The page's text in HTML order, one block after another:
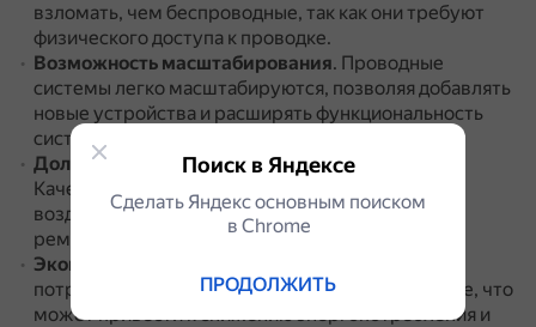
взломать, чем беспроводные, так как они требуют
физического доступа к проводке.
Возможность масштабирования. Проводные
системы легко масштабируются, позволяя добавлять
новые устройства и расширять функциональность
системы.
Долговечность и надёжность проводки
Качественная проводка устойчива к внешним
воздействиям и не требует частой замены или
ремонта.
Экономия энергии
потребляют меньше энергии, чем беспроводные, что
может привести к снижению энергопотребления и
Поиск в Яндексе
Сделать Яндекс основным поиском
в Сhrome
ПРОДОЛЖИТЬ